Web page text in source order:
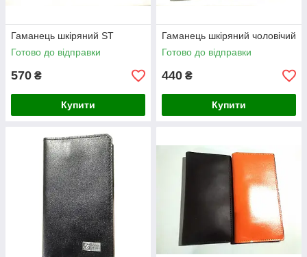
Гаманець шкіряний ST
Готово до відправки
570 ₴
Купити
Гаманець шкіряний чоловічий
Готово до відправки
440 ₴
Купити